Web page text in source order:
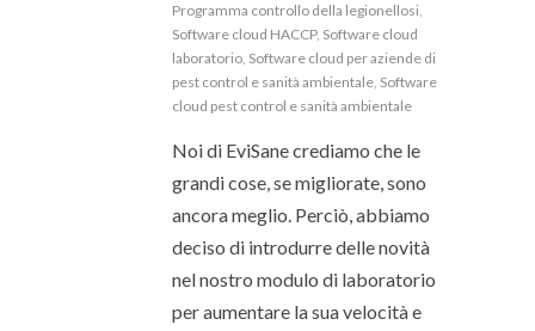
Programma controllo della legionellosi,
Software cloud HACCP, Software cloud
laboratorio, Software cloud per aziende di
pest control e sanità ambientale, Software
cloud pest control e sanità ambientale
Noi di EviSane crediamo che le
grandi cose, se migliorate, sono
ancora meglio. Perciò, abbiamo
deciso di introdurre delle novità
nel nostro modulo di laboratorio
per aumentare la sua velocità e